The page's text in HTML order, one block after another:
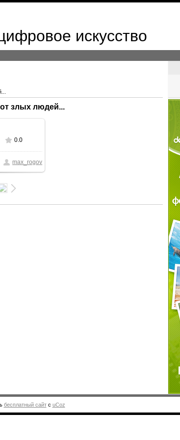
искусство
злых людей...
1024x724
0.0
max_rogov
бесплатный сайтс uCoz